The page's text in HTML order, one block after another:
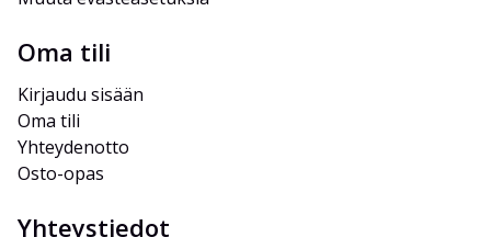
Oma tili
Kirjaudu sisään
Oma tili
Yhteydenotto
Osto-opas
Yhteystiedot